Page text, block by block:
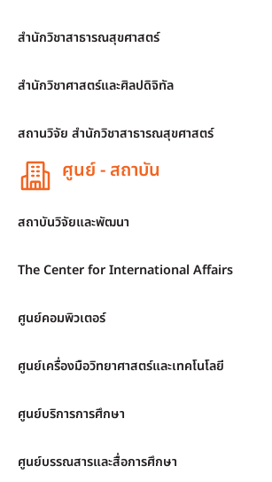
สำนักวิชาสาธารณสุขศาสตร์
สำนักวิชาศาสตร์และศิลปดิจิทัล
สถานวิจัย สำนักวิชาสาธารณสุขศาสตร์
ศูนย์ - สถาบัน
สถาบันวิจัยและพัฒนา
The Center for International Affairs
ศูนย์คอมพิวเตอร์
ศูนย์เครื่องมือวิทยาศาสตร์และเทคโนโลยี
ศูนย์บริการการศึกษา
ศูนย์บรรณสารและสื่อการศึกษา